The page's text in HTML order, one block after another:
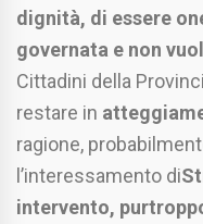
dignità, di essere
governata e non
Cittadini della
restare in
ragione,
l’interessamento di
intervento,